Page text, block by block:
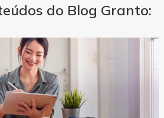
do Blog Granto: